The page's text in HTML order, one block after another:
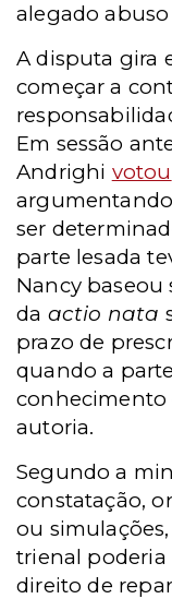
alegado
A disputa gira
começar a
Em sessão
Andrighi votou
ser
parte lesada
Nancy
da actio nata
prazo de
quando a
conhecimento
autoria.
Segundo a
constatação,
ou
trienal poderia
direito de